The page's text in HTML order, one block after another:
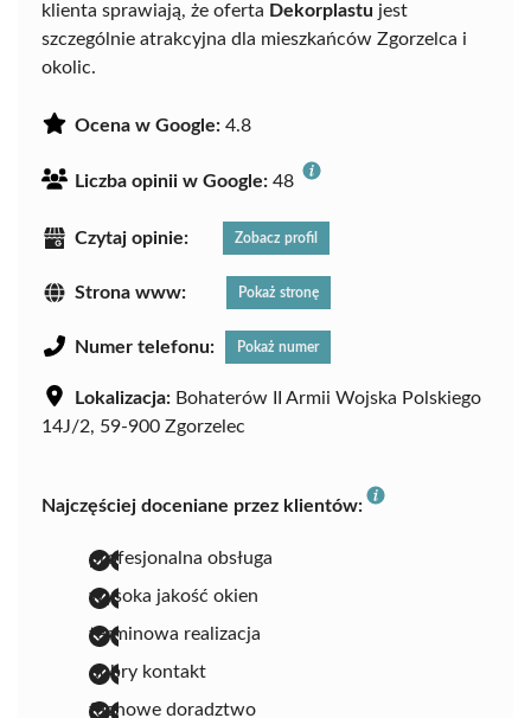
klienta sprawiają, że oferta Dekorplastu jest
szczególnie atrakcyjna dla mieszkańców Zgorzelca i
okolic.
Ocena w Google: 4.8
Liczba opinii w Google: 48
Czytaj opinie: Zobacz profil
Strona www: Pokaż stronę
Numer telefonu: Pokaż numer
Lokalizacja: Bohaterów II Armii Wojska Polskiego
14J/2, 59-900 Zgorzelec
Najczęściej doceniane przez klientów:
profesjonalna obsługa
wysoka jakość okien
terminowa realizacja
dobry kontakt
fachowe doradztwo